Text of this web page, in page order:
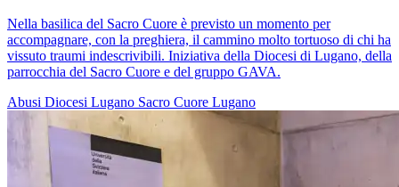
Nella basilica del Sacro Cuore è previsto un momento per
accompagnare, con la preghiera, il cammino molto tortuoso di chi ha
vissuto traumi indescrivibili. Iniziativa della Diocesi di Lugano, della
parrocchia del Sacro Cuore e del gruppo GAVA.
Abusi Diocesi Lugano Sacro Cuore Lugano